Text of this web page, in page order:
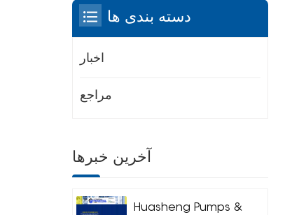
دسته بندی ها
اخبار
مراجع
آخرین خبرها
Huasheng Pumps &